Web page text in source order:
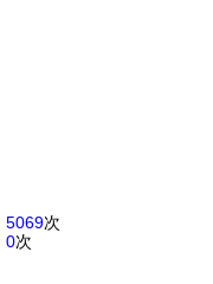
5069次
0次